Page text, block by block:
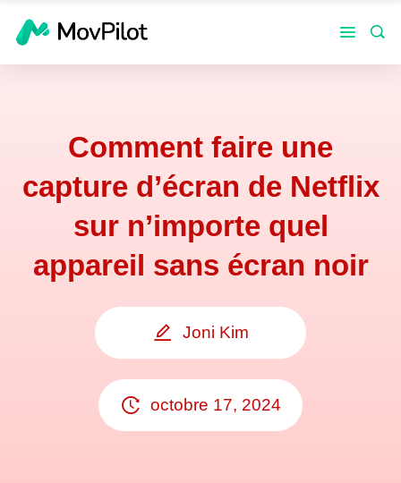
Comment faire une
capture d’écran de Netflix
sur n’importe quel
appareil sans écran noir
Joni Kim
octobre 17, 2024